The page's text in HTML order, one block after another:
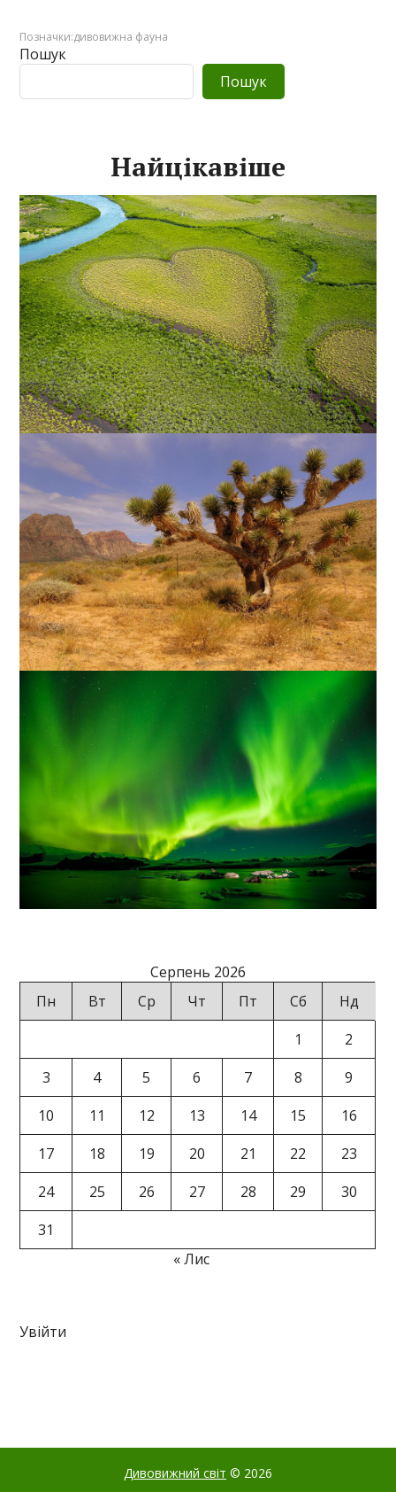
Позначки:дивовижна фауна
Пошук
Пошук
Найцікавіше
Серпень 2026
Пн
Вт Ср Чт Пт Сб
Нд
1
2
3
4 5 6 7 8
9
10
11 12 13 14 15
16
17
18 19 20 21 22
23
24
25 26 27 28 29
30
31
« Лис
Увійти
Дивовижний світ © 2026